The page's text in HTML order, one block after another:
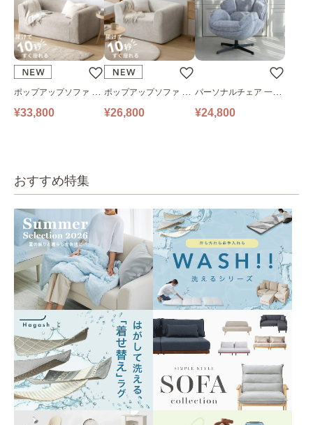
ポップアップソファ ソ
ファ フロアソファ 幅14
¥33,800
ポップアップソファ ソ
ファ フロアソファ 幅10
¥26,800
パーソナルチェア 一人
掛けソファ O’HANA ソ
¥24,800
おすすめ特集